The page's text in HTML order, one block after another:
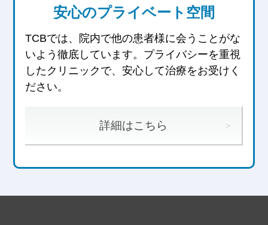
安心のプライベート空間
TCBでは、院内で他の患者様に会うことがな
いよう徹底しています。 プライバシーを重視
したクリニックで、安心して治療をお受けく
ださい。
詳細はこちら